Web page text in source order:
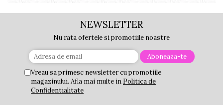
NEWSLETTER
Nu rata ofertele si promotiile noastre
Vreau sa primesc newsletter cu promotiile
magazinului. Afla mai multe in Politica de
Confidentialitate